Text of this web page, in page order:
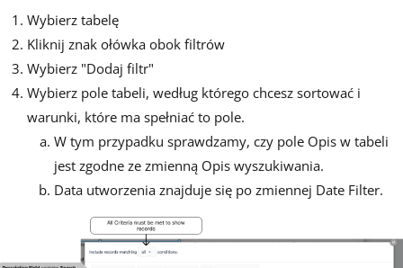
Wybierz tabelę
Kliknij znak ołówka obok filtrów
Wybierz "Dodaj filtr"
Wybierz pole tabeli, według którego chcesz sortować i
warunki, które ma spełniać to pole.
W tym przypadku sprawdzamy, czy pole Opis w tabeli
jest zgodne ze zmienną Opis wyszukiwania.
Data utworzenia znajduje się po zmiennej Date Filter.